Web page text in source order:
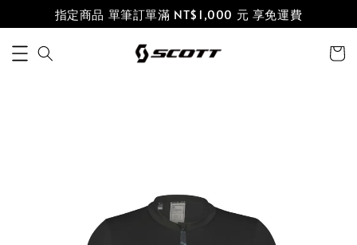
指定商品 單筆訂單滿 NT$1,000 元 享免運費